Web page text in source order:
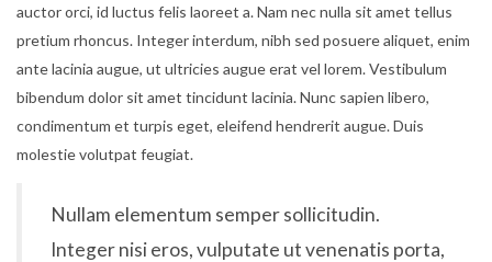
auctor orci, id luctus felis laoreet a. Nam nec nulla sit amet tellus
pretium rhoncus. Integer interdum, nibh sed posuere aliquet, enim
ante lacinia augue, ut ultricies augue erat vel lorem. Vestibulum
bibendum dolor sit amet tincidunt lacinia. Nunc sapien libero,
condimentum et turpis eget, eleifend hendrerit augue. Duis
molestie volutpat feugiat.
Nullam elementum semper sollicitudin.
Integer nisi eros, vulputate ut venenatis porta,